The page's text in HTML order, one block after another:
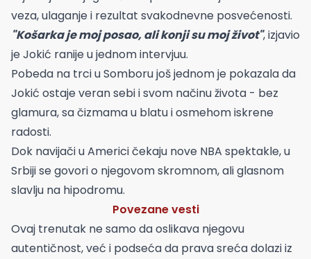
veza, ulaganje i rezultat svakodnevne posvećenosti.
"Košarka je moj posao, ali konji su moj život", izjavio
je Jokić ranije u jednom intervjuu.
Pobeda na trci u Somboru još jednom je pokazala da
Jokić ostaje veran sebi i svom načinu života - bez
glamura, sa čizmama u blatu i osmehom iskrene
radosti.
Dok navijači u Americi čekaju nove NBA spektakle, u
Srbiji se govori o njegovom skromnom, ali glasnom
slavlju na hipodromu.
Povezane vesti
Ovaj trenutak ne samo da oslikava njegovu
autentičnost, već i podseća da prava sreća dolazi iz